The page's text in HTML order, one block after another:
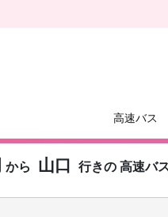
高速バス
から 山口 行きの 高速バ